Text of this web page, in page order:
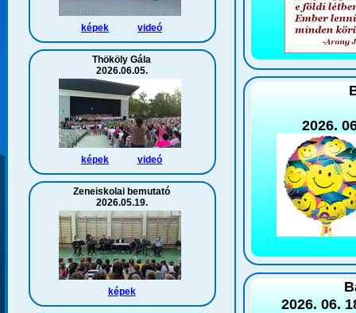
képek videó
Thököly Gála
2026.06.05.
képek videó
Zeneiskolai bemutató
2026.05.19.
képek
2026.
2026. 06.